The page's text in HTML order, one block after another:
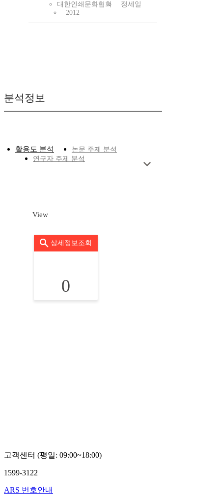
대한인쇄문화협회
정세일
2012
분석정보
활용도 분석
논문 주제 분석
연구자 주제 분석
View
상세정보조회
0
고객센터 (평일: 09:00~18:00)
1599-3122
ARS 번호안내